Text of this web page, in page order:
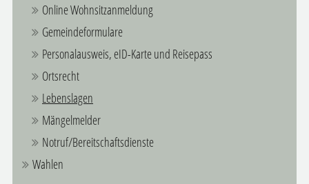
Online Wohnsitzanmeldung
Gemeindeformulare
Personalausweis, eID-Karte und Reisepass
Ortsrecht
Lebenslagen
Mängelmelder
Notruf/Bereitschaftsdienste
Wahlen